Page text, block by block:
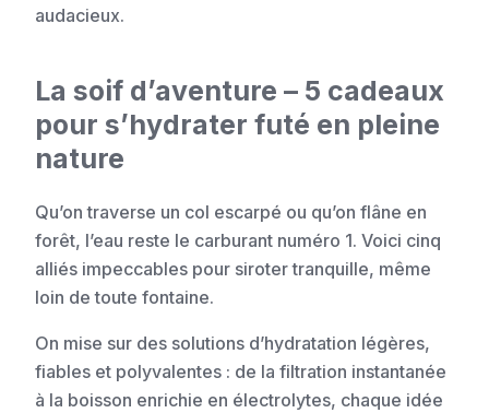
audacieux.
La soif d’aventure – 5 cadeaux
pour s’hydrater futé en pleine
nature
Qu’on traverse un col escarpé ou qu’on flâne en
forêt, l’eau reste le carburant numéro 1. Voici cinq
alliés impeccables pour siroter tranquille, même
loin de toute fontaine.
On mise sur des solutions d’hydratation légères,
fiables et polyvalentes : de la filtration instantanée
à la boisson enrichie en électrolytes, chaque idée